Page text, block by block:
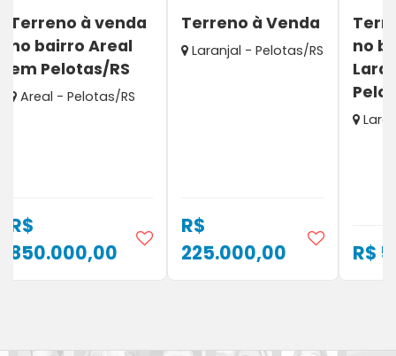
Terreno à venda
no bairro Areal
em Pelotas/RS
Areal - Pelotas/RS
R$
850.000,00
Terreno à Venda
Laranjal - Pelotas/RS
R$
225.000,00
no
R$